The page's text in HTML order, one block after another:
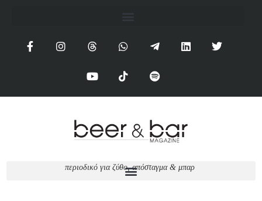
περιοδικό για ζύθο, απόσταγμα & μπαρ